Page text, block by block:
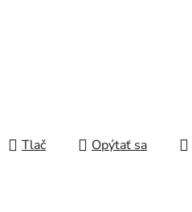
Tlač Opýtať sa